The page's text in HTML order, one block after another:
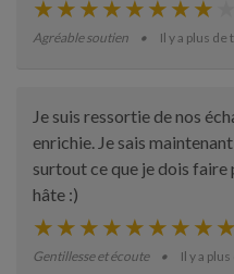
Agréable soutien Il y a plus
Je suis ressortie de nos
enrichie. Je sais
surtout ce que je dois faire
hâte :)
Gentillesse et écoute Il y a